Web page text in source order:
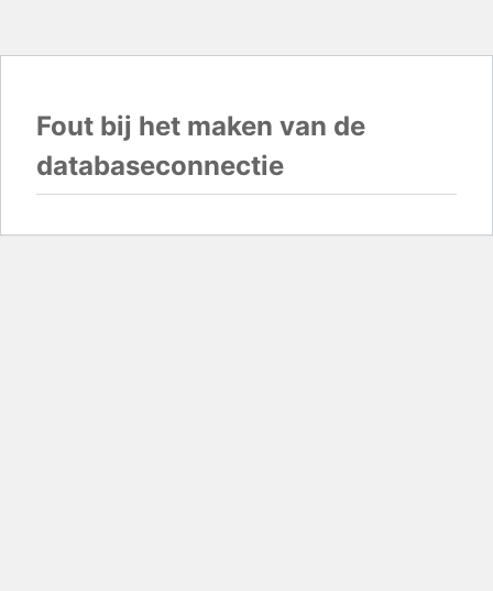
Fout bij het maken van de
databaseconnectie